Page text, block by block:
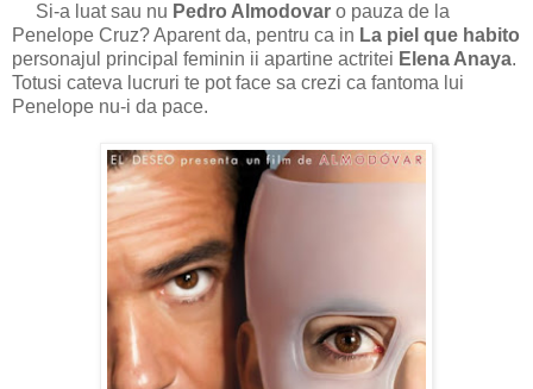
Si-a luat sau nu Pedro Almodovar o pauza de la
Penelope Cruz? Aparent da, pentru ca in La piel que habito
personajul principal feminin ii apartine actritei Elena Anaya.
Totusi cateva lucruri te pot face sa crezi ca fantoma lui
Penelope nu-i da pace.